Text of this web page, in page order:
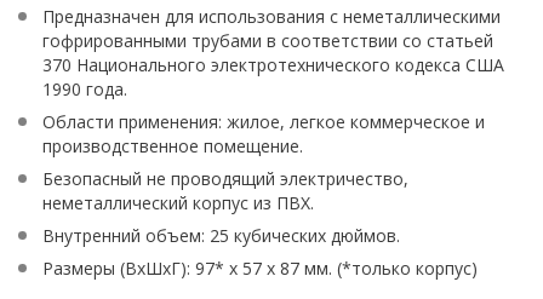
Предназначен для использования с неметаллическими
гофрированными трубами в соответствии со статьей
370 Национального электротехнического кодекса США
1990 года.
Области применения: жилое, легкое коммерческое и
производственное помещение.
Безопасный не проводящий электричество,
неметаллический корпус из ПВХ.
Внутренний объем: 25 кубических дюймов.
Размеры (ВхШхГ): 97* x 57 x 87 мм. (*только корпус)